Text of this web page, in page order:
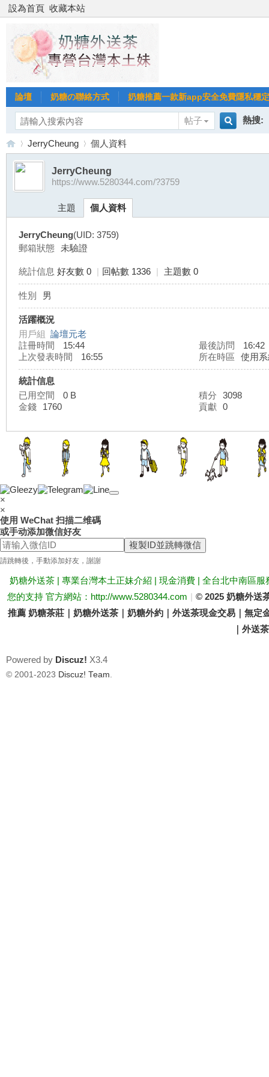
設為首頁 收藏本站
論壇 奶糖の聯絡方式 奶糖推薦一款新app安全免費隱私穩
帖子
熱搜:
台
外
送
茶
›
JerryCheung 個人資料
JerryCheung
https://www.5280344.com/?3759
主題 個人資料
JerryCheung(UID: 3759)
郵箱狀態 未驗證
統計信息 好友數 0 | 回帖數 1336 | 主題數 0
性別 男
活躍概況
用戶組 論壇元老
註冊時間
15:44 最後訪問
16:42
上次發表時間
16:55 所在時區 使用
統計信息
已用空間
0 B 積分
3098
金錢
1760 貢獻 0
×
×
使用 WeChat 扫描二维碼
或手动添加微信好友
複製ID並跳轉微信
請跳轉後，手動添加好友，謝謝
奶糖外送茶 | 專業台灣本土正妹介紹 | 現金消費 | 全台北中南區
您的支持 官方網站：http://www.5280344.com | © 2025 奶糖外送
推薦 奶糖茶莊｜奶糖外送茶｜奶糖外約｜外送茶現金交易｜無
｜外送
Powered by Discuz! X3.4
© 2001-2023 Discuz! Team.